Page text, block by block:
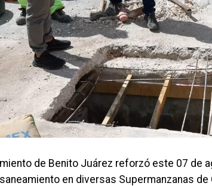
de Benito Juárez reforzó este 07 de
en diversas Supermanzanas